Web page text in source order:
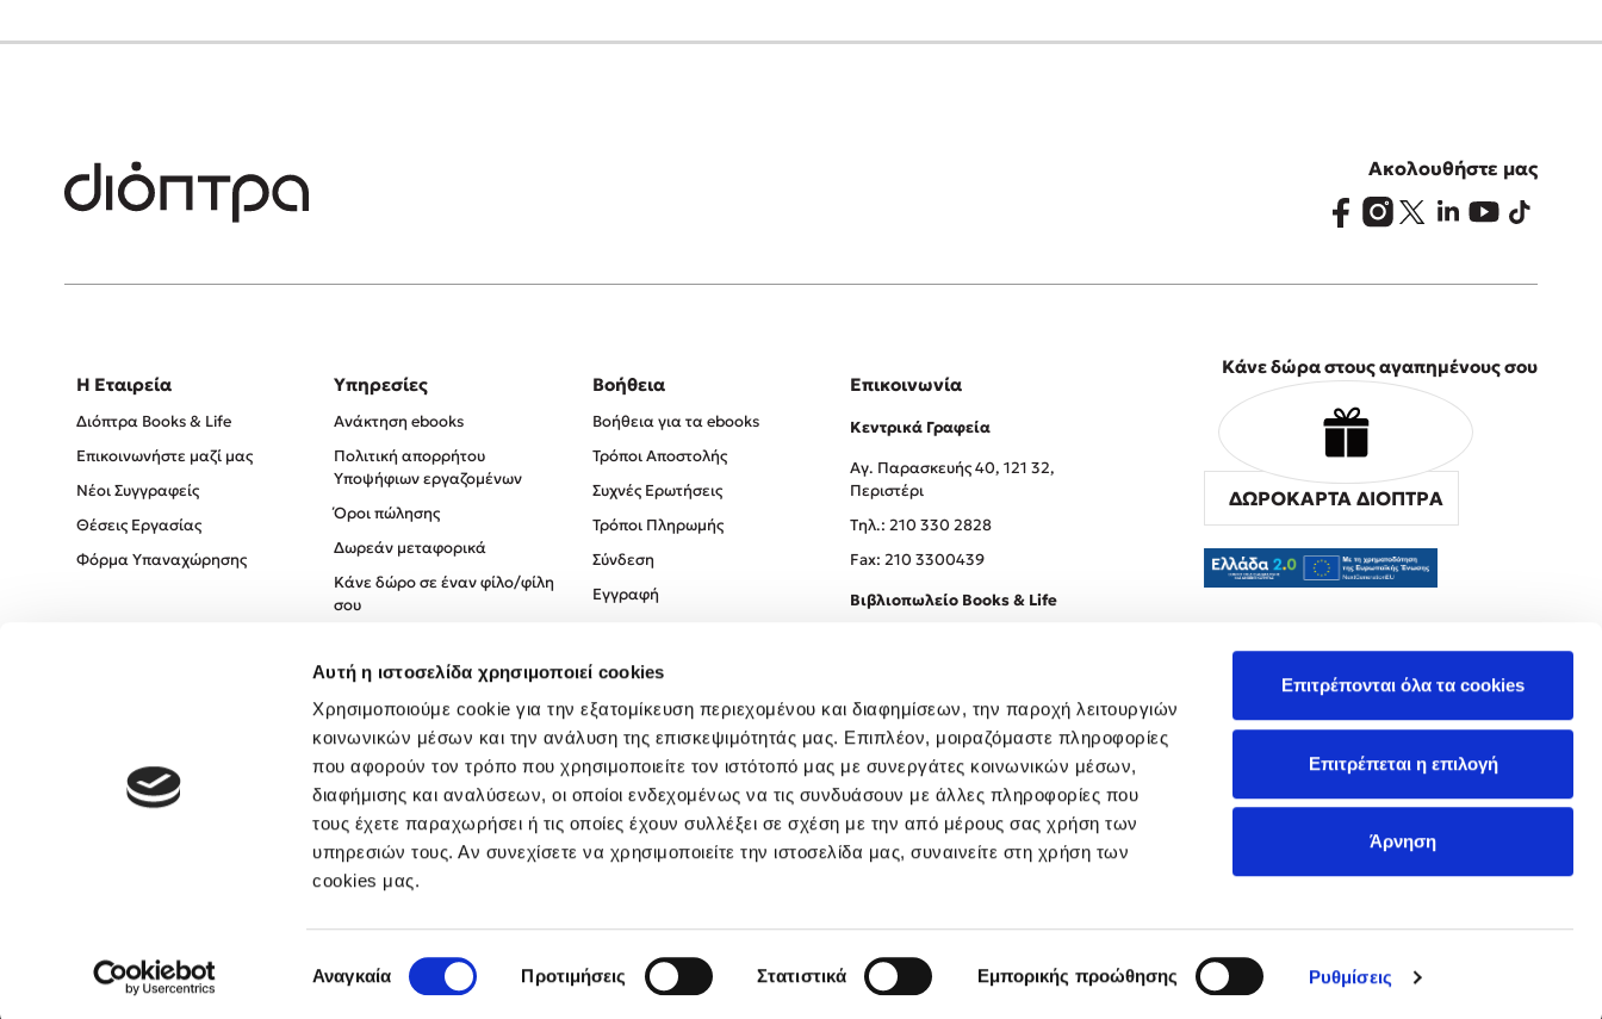
Αυτή η ιστοσελίδα χρησιμοποιεί cookies
Χρησιμοποιούμε cookie για την εξατομίκευση περιεχομένου και διαφημίσεων, την παροχή λειτουργιών
κοινωνικών μέσων και την ανάλυση της επισκεψιμότητάς μας. Επιπλέον, μοιραζόμαστε πληροφορίες
που αφορούν τον τρόπο που χρησιμοποιείτε τον ιστότοπό μας με συνεργάτες κοινωνικών μέσων,
διαφήμισης και αναλύσεων, οι οποίοι ενδεχομένως να τις συνδυάσουν με άλλες πληροφορίες που
τους έχετε παραχωρήσει ή τις οποίες έχουν συλλέξει σε σχέση με την από μέρους σας χρήση των
υπηρεσιών τους. Αν συνεχίσετε να χρησιμοποιείτε την ιστοσελίδα μας, συναινείτε στη χρήση των
cookies μας.
συγκατάθεσης
Αναγκαία Προτιμήσεις Στατιστικά Εμπορικής προώθησης Ρυθμίσεις
Επιτρέπονται όλα τα cookies
Επιτρέπεται η επιλογή
Άρνηση
Ακολουθήστε μας
Η Εταιρεία
Διόπτρα Books & Life
Επικοινωνήστε μαζί μας
Νέοι Συγγραφείς
Θέσεις Εργασίας
Φόρμα Υπαναχώρησης
Υπηρεσίες
Ανάκτηση ebooks
Πολιτική απορρήτου
Υποψήφιων εργαζομένων
Όροι πώλησης
Δωρεάν μεταφορικά
Κάνε δώρο σε έναν φίλο/φίλη
σου
Πολιτική Απορρήτου
Όροι χρήσης
Βοήθεια
Βοήθεια για τα ebooks
Τρόποι Αποστολής
Συχνές Ερωτήσεις
Τρόποι Πληρωμής
Σύνδεση
Εγγραφή
Επικοινωνία
Κεντρικά Γραφεία
Αγ. Παρασκευής 40, 121 32,
Περιστέρι
Tηλ.: 210 330 2828
Fax: 210 3300439
Βιβλιοπωλείο Books & Life
Κάνε δώρα στους αγαπημένους σου
ΔΩΡΟΚΑΡΤΑ ΔΙΟΠΤΡΑ
Created by Powered by